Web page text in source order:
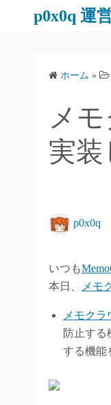
p0x0q 運
ホーム »
メ
実装
p0x0q
いつも
本日、
メモ
メモクラ
防止する
する機能